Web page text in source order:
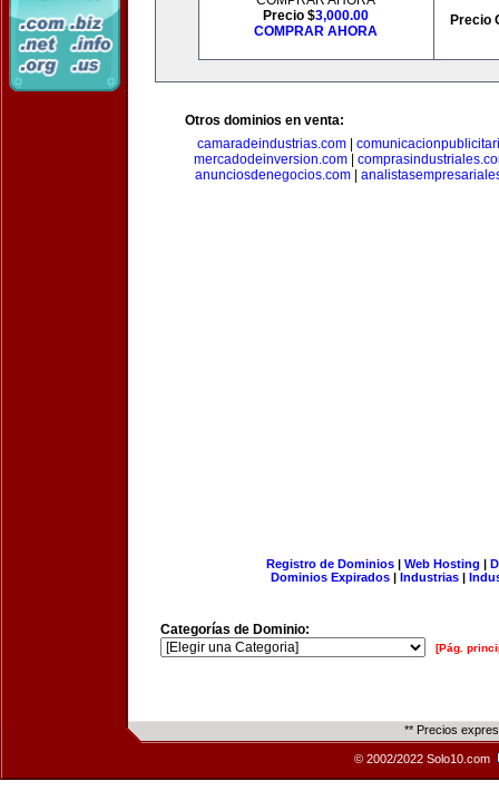
Precio $3,000.00
COMPRAR AHORA
Precio
Otros dominios en venta:
camaradeindustrias.com|
mercadodeinversion.com
anunciosdenegocios.com|
Registro de Dominios| Web Hosting |
Dominios Expirados | Industrias |
Categorías de Dominio:
[Pág.
** Precios
© 2002/2022 Solo10.com